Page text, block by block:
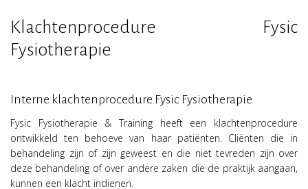
Klachtenprocedure Fysic
Fysiotherapie
Interne klachtenprocedure Fysic Fysiotherapie
Fysic Fysiotherapie & Training heeft een klachtenprocedure
ontwikkeld ten behoeve van haar patiënten. Cliënten die in
behandeling zijn of zijn geweest en die niet tevreden zijn over
deze behandeling of over andere zaken die de praktijk aangaan,
kunnen een klacht indienen.